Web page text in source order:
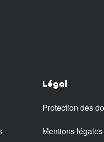
Légal
Protection des
Mentions légales